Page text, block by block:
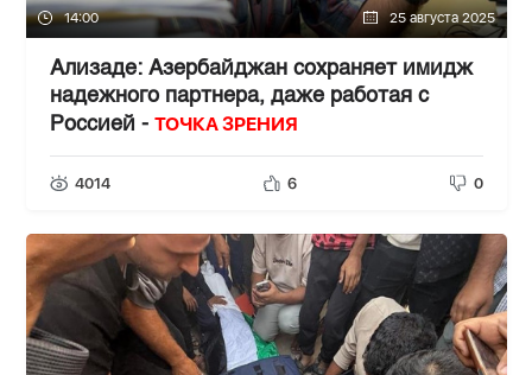
14:00 25 августа 2025
Ализаде: Азербайджан сохраняет имидж
надежного партнера, даже работая с
Россией - ТОЧКА ЗРЕНИЯ
4014 6 0